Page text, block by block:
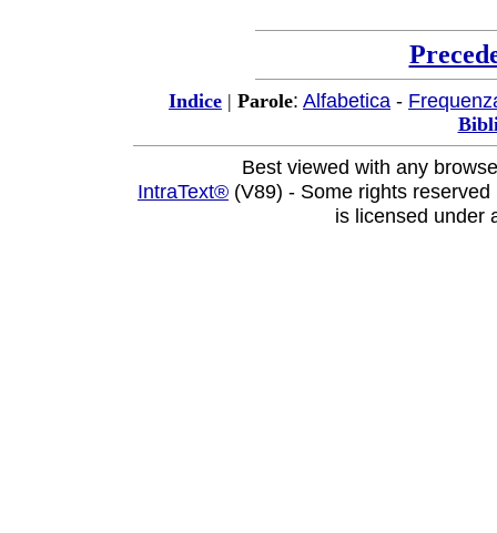
Indice | Parole: Alfabetica -
Best viewed with any
IntraText® (V89) - Some rights
is licensed under